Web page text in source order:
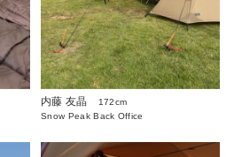
内藤 友晶
172cm
Snow Peak Back Office